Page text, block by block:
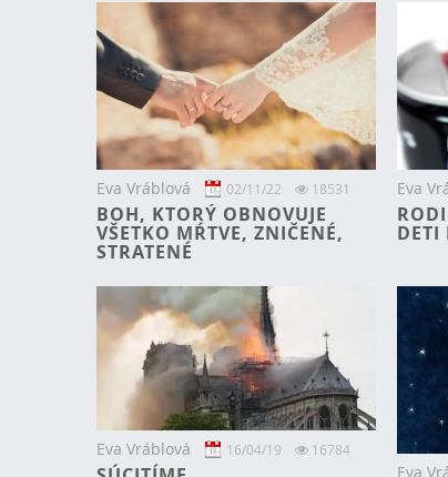
Eva Vráblová 02/11/22 18531
BOH, KTORÝ OBNOVUJE
VŠETKO MŔTVE, ZNIČENÉ,
STRATENÉ
Eva
DETI
Eva Vráblová 16/04/19 16784
Eva